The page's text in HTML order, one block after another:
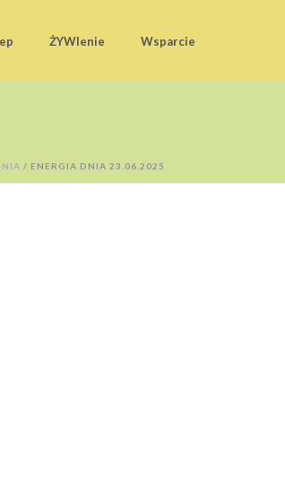
ŻYWIenie Wsparcie
/ ENERGIA DNIA 23.06.2025